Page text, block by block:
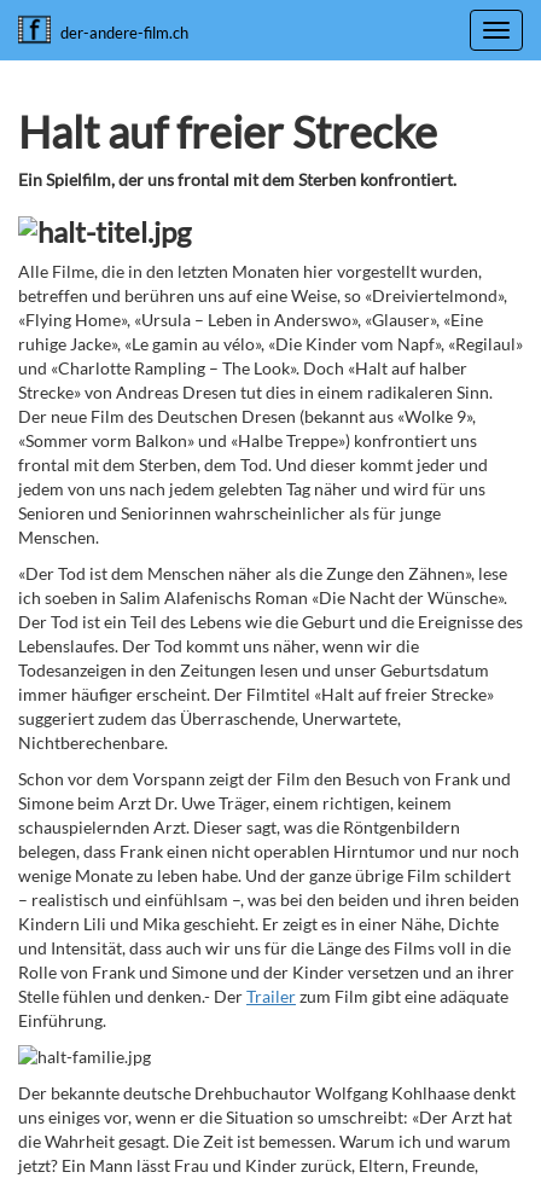
der-andere-film.ch
Halt auf freier Strecke
Ein Spielfilm, der uns frontal mit dem Sterben konfrontiert.
Alle Filme, die in den letzten Monaten hier vorgestellt wurden,
betreffen und berühren uns auf eine Weise, so «Dreiviertelmond»,
«Flying Home», «Ursula – Leben in Anderswo», «Glauser», «Eine
ruhige Jacke», «Le gamin au vélo», «Die Kinder vom Napf», «Regilaul»
und «Charlotte Rampling – The Look». Doch «Halt auf halber
Strecke» von Andreas Dresen tut dies in einem radikaleren Sinn.
Der neue Film des Deutschen Dresen (bekannt aus «Wolke 9»,
«Sommer vorm Balkon» und «Halbe Treppe») konfrontiert uns
frontal mit dem Sterben, dem Tod. Und dieser kommt jeder und
jedem von uns nach jedem gelebten Tag näher und wird für uns
Senioren und Seniorinnen wahrscheinlicher als für junge
Menschen.
«Der Tod ist dem Menschen näher als die Zunge den Zähnen», lese
ich soeben in Salim Alafenischs Roman «Die Nacht der Wünsche».
Der Tod ist ein Teil des Lebens wie die Geburt und die Ereignisse des
Lebenslaufes. Der Tod kommt uns näher, wenn wir die
Todesanzeigen in den Zeitungen lesen und unser Geburtsdatum
immer häufiger erscheint. Der Filmtitel «Halt auf freier Strecke»
suggeriert zudem das Überraschende, Unerwartete,
Nichtberechenbare.
Schon vor dem Vorspann zeigt der Film den Besuch von Frank und
Simone beim Arzt Dr. Uwe Träger, einem richtigen, keinem
schauspielernden Arzt. Dieser sagt, was die Röntgenbildern
belegen, dass Frank einen nicht operablen Hirntumor und nur noch
wenige Monate zu leben habe. Und der ganze übrige Film schildert
– realistisch und einfühlsam –, was bei den beiden und ihren beiden
Kindern Lili und Mika geschieht. Er zeigt es in einer Nähe, Dichte
und Intensität, dass auch wir uns für die Länge des Films voll in die
Rolle von Frank und Simone und der Kinder versetzen und an ihrer
Stelle fühlen und denken.- DerTrailerzum Film gibt eine adäquate
Einführung.
Der bekannte deutsche Drehbuchautor Wolfgang Kohlhaase denkt
uns einiges vor, wenn er die Situation so umschreibt: «Der Arzt hat
die Wahrheit gesagt. Die Zeit ist bemessen. Warum ich und warum
jetzt? Ein Mann lässt Frau und Kinder zurück, Eltern, Freunde,